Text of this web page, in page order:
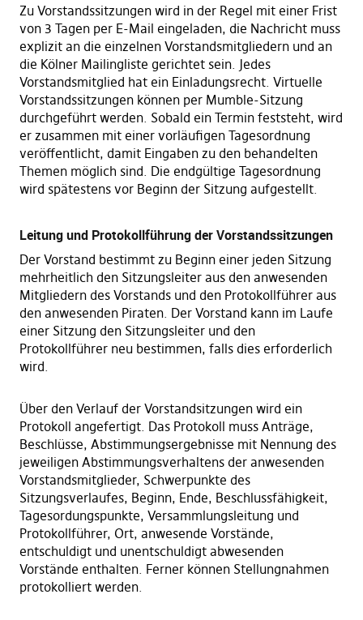
Zu Vorstandssitzungen wird in der Regel mit einer Frist
von 3 Tagen per E-Mail eingeladen, die Nachricht muss
explizit an die einzelnen Vorstandsmitgliedern und an
die Kölner Mailingliste gerichtet sein. Jedes
Vorstandsmitglied hat ein Einladungsrecht. Virtuelle
Vorstandssitzungen können per Mumble-Sitzung
durchgeführt werden. Sobald ein Termin feststeht, wird
er zusammen mit einer vorläufigen Tagesordnung
veröffentlicht, damit Eingaben zu den behandelten
Themen möglich sind. Die endgültige Tagesordnung
wird spätestens vor Beginn der Sitzung aufgestellt.
Leitung und Protokollführung der Vorstandssitzungen
Der Vorstand bestimmt zu Beginn einer jeden Sitzung
mehrheitlich den Sitzungsleiter aus den anwesenden
Mitgliedern des Vorstands und den Protokollführer aus
den anwesenden Piraten. Der Vorstand kann im Laufe
einer Sitzung den Sitzungsleiter und den
Protokollführer neu bestimmen, falls dies erforderlich
wird.
Über den Verlauf der Vorstandsitzungen wird ein
Protokoll angefertigt. Das Protokoll muss Anträge,
Beschlüsse, Abstimmungsergebnisse mit Nennung des
jeweiligen Abstimmungsverhaltens der anwesenden
Vorstandsmitglieder, Schwerpunkte des
Sitzungsverlaufes, Beginn, Ende, Beschlussfähigkeit,
Tagesordungspunkte, Versammlungsleitung und
Protokollführer, Ort, anwesende Vorstände,
entschuldigt und unentschuldigt abwesenden
Vorstände enthalten. Ferner können Stellungnahmen
protokolliert werden.